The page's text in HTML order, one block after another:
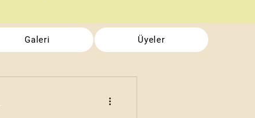
Galeri Üyeler